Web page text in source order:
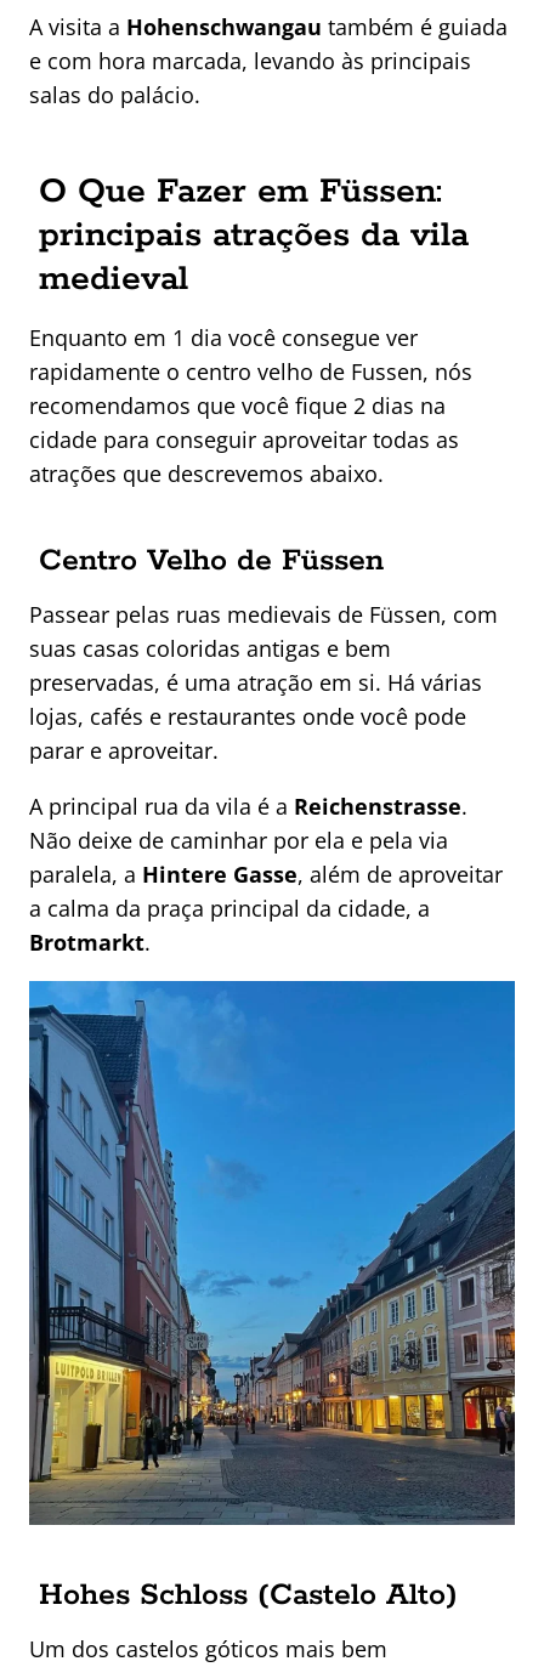
A visita a Hohenschwangau também é guiada
e com hora marcada, levando às principais
salas do palácio.
O Que Fazer em Füssen:
principais atrações da vila
medieval
Enquanto em 1 dia você consegue ver
rapidamente o centro velho de Fussen, nós
recomendamos que você fique 2 dias na
cidade para conseguir aproveitar todas as
atrações que descrevemos abaixo.
Centro Velho de Füssen
Passear pelas ruas medievais de Füssen, com
suas casas coloridas antigas e bem
preservadas, é uma atração em si. Há várias
lojas, cafés e restaurantes onde você pode
parar e aproveitar.
A principal rua da vila é a Reichenstrasse.
Não deixe de caminhar por ela e pela via
paralela, a Hintere Gasse, além de aproveitar
a calma da praça principal da cidade, a
Brotmarkt.
Hohes Schloss (Castelo Alto)
Um dos castelos góticos mais bem